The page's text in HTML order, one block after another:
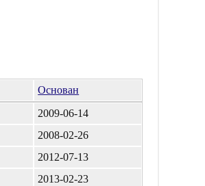
Основан
2009-06-14
2008-02-26
2012-07-13
2013-02-23